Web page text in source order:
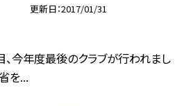
更新日 2017/01/31
、今年度最後のクラブが行われまし
を...